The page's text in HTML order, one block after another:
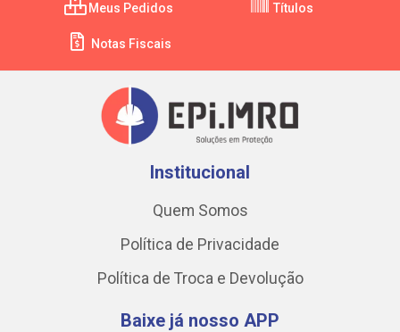
Meus Pedidos Títulos
Notas Fiscais
Institucional
Quem Somos
Política de Privacidade
Política de Troca e Devolução
Baixe já nosso APP